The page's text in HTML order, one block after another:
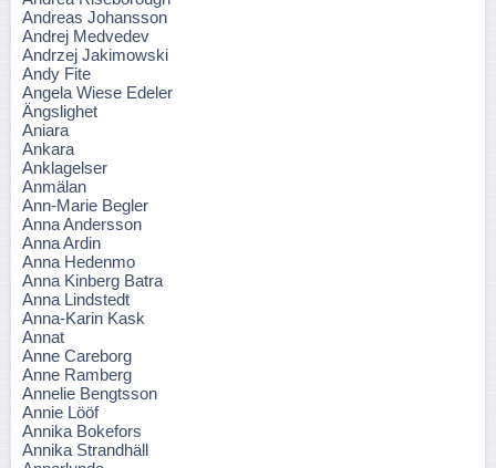
Andreas Johansson
Andrej Medvedev
Andrzej Jakimowski
Andy Fite
Angela Wiese Edeler
Ängslighet
Aniara
Ankara
Anklagelser
Anmälan
Ann-Marie Begler
Anna Andersson
Anna Ardin
Anna Hedenmo
Anna Kinberg Batra
Anna Lindstedt
Anna-Karin Kask
Annat
Anne Careborg
Anne Ramberg
Annelie Bengtsson
Annie Lööf
Annika Bokefors
Annika Strandhäll